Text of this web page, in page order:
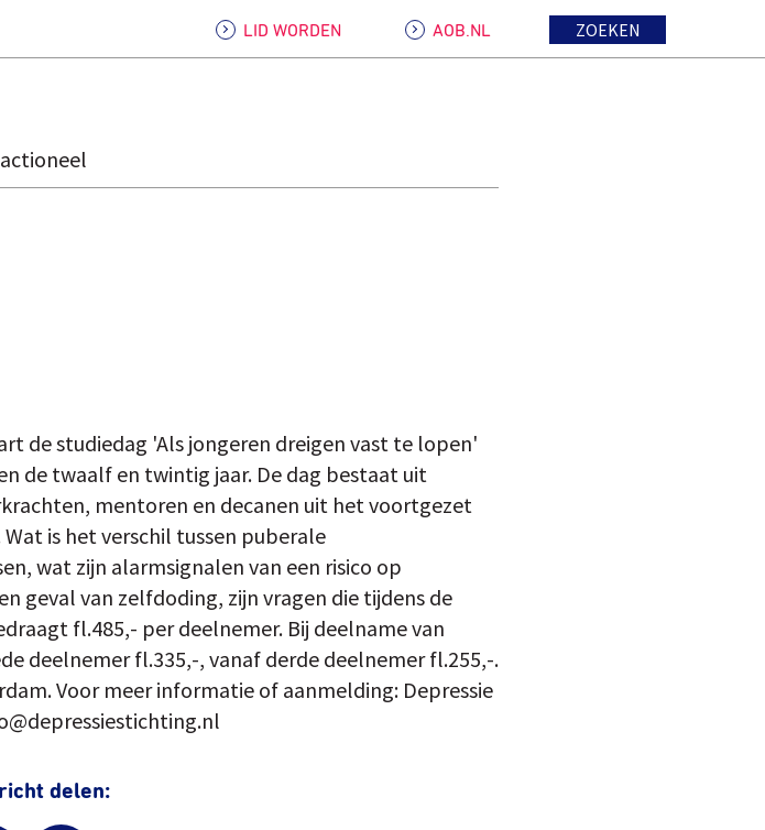
LID WORDEN AOB.NL ZOEKEN
de studiedag 'Als jongeren dreigen vast te lopen'
de twaalf en twintig jaar. De dag bestaat uit
mentoren en decanen uit het voortgezet
is het verschil tussen puberale
wat zijn alarmsignalen van een risico op
geval van zelfdoding, zijn vragen die tijdens de
fl.485,- per deelnemer. Bij deelname van
deelnemer fl.335,-, vanaf derde deelnemer fl.255,-.
Voor meer informatie of aanmelding: Depressie
delen: